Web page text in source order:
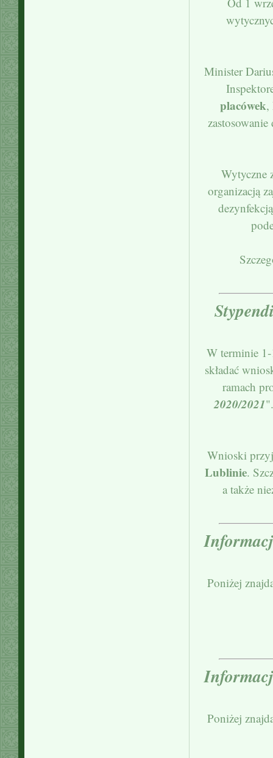
Minister
placówek,
Wytyczne
organizacją
W terminie
składać
ramach
2020/2021
Wnioski
Lublinie.
a także
Poniżej
Poniżej